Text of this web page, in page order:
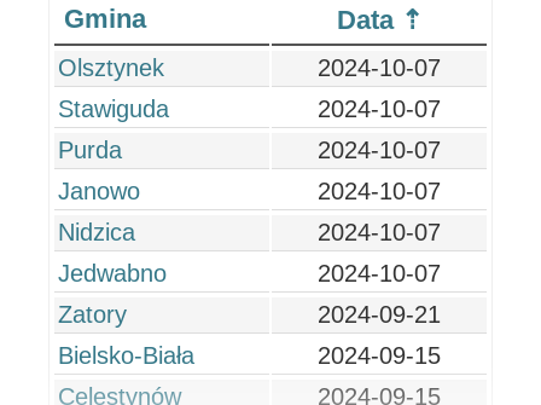
Gmina Data
Olsztynek
2024-10-07
Stawiguda
2024-10-07
Purda
2024-10-07
Janowo
2024-10-07
Nidzica
2024-10-07
Jedwabno
2024-10-07
Zatory
2024-09-21
Bielsko-Biała
2024-09-15
Celestynów
2024-09-15